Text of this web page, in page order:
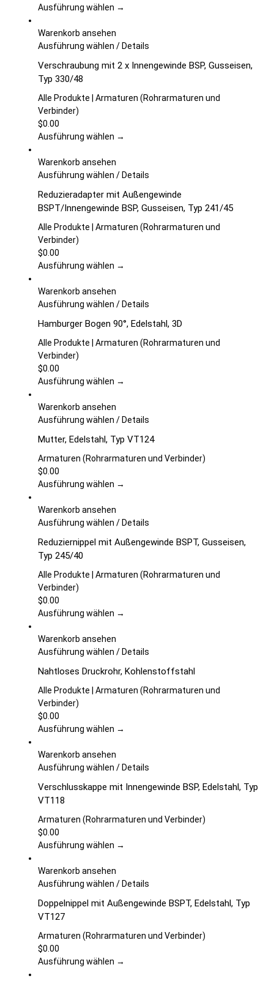
Die
auf
Produktseite
werden
Ausführung wählen →
Warenkorb ansehen
Ausführung wählen Dieses
weist
Varianten
Optionen
der
gewählt
werden
/Details
Verschraubung mit 2 x Innengewinde BSP, Gusseisen,
Typ 330/48
Alle Produkte | Armaturen (Rohrarmaturen und
Verbinder)
$0.00
Ausführung wählen →
Warenkorb ansehen
Ausführung wählen Dieses
weist
mehrere
Varianten
Optionen
der
gewählt
werden
/Details
Reduzieradapter mit Außengewinde
BSPT/Innengewinde BSP, Gusseisen, Typ 241/45
Alle Produkte | Armaturen (Rohrarmaturen und
Verbinder)
$0.00
Ausführung wählen →
Warenkorb ansehen
Ausführung wählen Dieses
weist
mehrere
Die
auf
Produktseite
gewählt
/Details
Hamburger Bogen 90°, Edelstahl, 3D
Alle Produkte | Armaturen (Rohrarmaturen und
Verbinder)
$0.00
Ausführung wählen →
Warenkorb ansehen
Ausführung wählen Dieses
weist
mehrere
auf.
können
der
gewählt
/Details
Mutter, Edelstahl, Typ VT124
Armaturen (Rohrarmaturen und Verbinder)
$0.00
Ausführung wählen →
Warenkorb ansehen
Ausführung wählen Dieses
weist
Varianten
Optionen
der
gewählt
werden
/Details
Reduziernippel mit Außengewinde BSPT, Gusseisen,
Typ 245/40
Alle Produkte | Armaturen (Rohrarmaturen und
Verbinder)
$0.00
Ausführung wählen →
Warenkorb ansehen
Ausführung wählen Dieses
weist
mehrere
Die
auf
Produktseite
werden
/Details
Nahtloses Druckrohr, Kohlenstoffstahl
Alle Produkte | Armaturen (Rohrarmaturen und
Verbinder)
$0.00
Ausführung wählen →
Warenkorb ansehen
Ausführung wählen Dieses
weist
Varianten
Die
auf
Produktseite
werden
/Details
Verschlusskappe mit Innengewinde BSP, Edelstahl, Typ
VT118
Armaturen (Rohrarmaturen und Verbinder)
$0.00
Ausführung wählen →
Warenkorb ansehen
Ausführung wählen Dieses
weist
Varianten
Die
/Details
Doppelnippel mit Außengewinde BSPT, Edelstahl, Typ
VT127
Armaturen (Rohrarmaturen und Verbinder)
$0.00
Ausführung wählen →